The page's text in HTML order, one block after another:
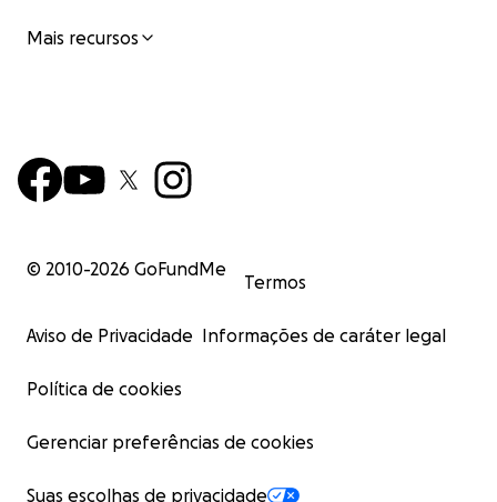
Mais recursos
© 2010-2026 GoFundMe
Termos
Aviso de Privacidade Informações de caráter legal
Política de cookies
Gerenciar preferências de cookies
Suas escolhas de privacidade